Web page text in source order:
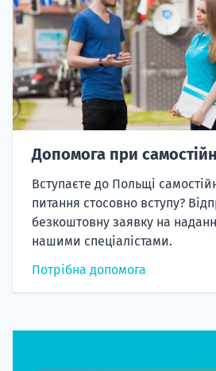
Допомога при
Вступаєте до Польщі
питання стосовно вступу?
безкоштовну заявку на
нашими спеціалістами.
Потрібна допомога